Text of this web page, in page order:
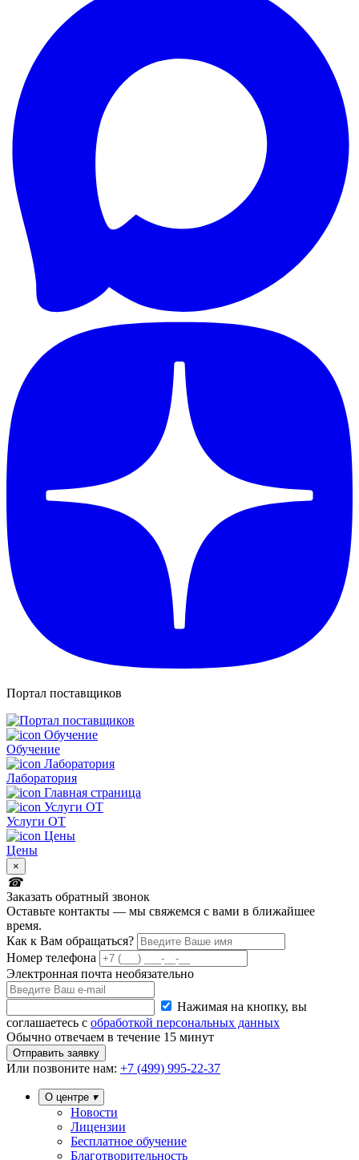
Портал поставщиков
Обучение
Лаборатория
Услуги ОТ
Цены
×
Заказать обратный звонок
Оставьте контакты — мы свяжемся с вами в ближайшее
время.
Как к Вам обращаться?
Номер телефона
Электронная почта необязательно
Нажимая на кнопку, вы
соглашаетесь с обработкой персональных данных
Обычно отвечаем в течение 15 минут
Отправить заявку
Или позвоните нам: +7 (499) 995-22-37
О центре
Новости
Лицензии
Бесплатное обучение
Благотворительность